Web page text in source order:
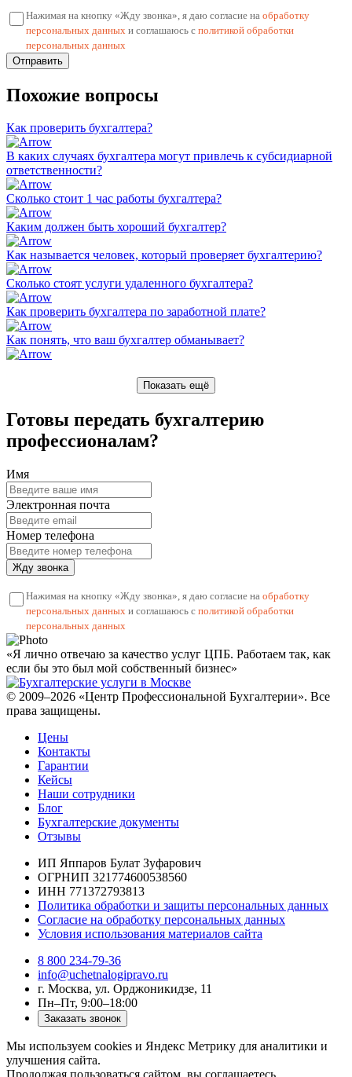
Нажимая на кнопку «Жду звонка», я даю согласие на обработку
персональных данных и соглашаюсь с политикой обработки
персональных данных
Отправить
Похожие вопросы
Как проверить бухгалтера?
В каких случаях бухгалтера могут привлечь к субсидиарной
ответственности?
Сколько стоит 1 час работы бухгалтера?
Каким должен быть хороший бухгалтер?
Как называется человек, который проверяет бухгалтерию?
Сколько стоят услуги удаленного бухгалтера?
Как проверить бухгалтера по заработной плате?
Как понять, что ваш бухгалтер обманывает?
Показать ещё
Готовы передать бухгалтерию
профессионалам?
Имя
Электронная почта
Номер телефона
Жду звонка
Нажимая на кнопку «Жду звонка», я даю согласие на обработку
персональных данных и соглашаюсь с политикой обработки
персональных данных
«Я лично отвечаю за качество услуг ЦПБ. Работаем так, как
если бы это был мой собственный бизнес»
© 2009–2026 «Центр Профессиональной Бухгалтерии». Все
права защищены.
Цены
Контакты
Гарантии
Кейсы
Наши сотрудники
Блог
Бухгалтерские документы
Отзывы
ИП Яппаров Булат Зуфарович
ОГРНИП 321774600538560
ИНН 771372793813
Политика обработки и защиты персональных данных
Согласие на обработку персональных данных
Условия использования материалов сайта
8 800 234-79-36
info@uchetnalogipravo.ru
г. Москва, ул. Орджоникидзе, 11
Пн–Пт, 9:00–18:00
Заказать звонок
Мы используем cookies и Яндекс Метрику для аналитики и
улучшения сайта.